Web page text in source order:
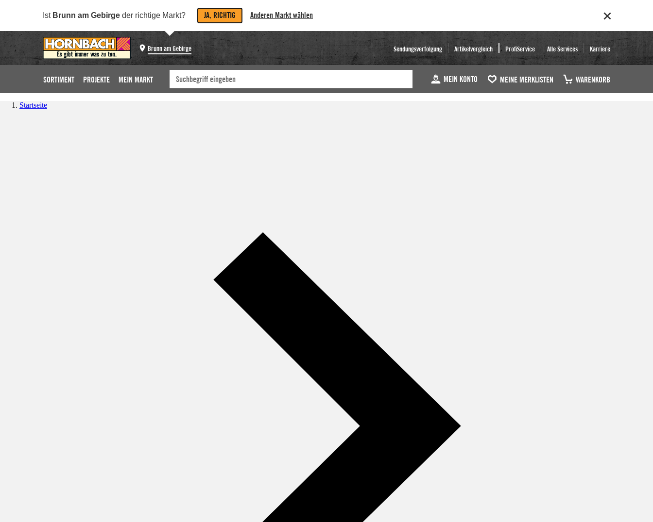
Ist Brunn am Gebirge der richtige Markt? JA, RICHTIG Anderen Markt wählen
Brunn am Gebirge Sendungsverfolgung Artikelvergleich ProfiService Alle Services Karriere
SORTIMENT PROJEKTE MEIN MARKT MEIN KONTO MEINE MERKLISTEN WARENKORB
Startseite